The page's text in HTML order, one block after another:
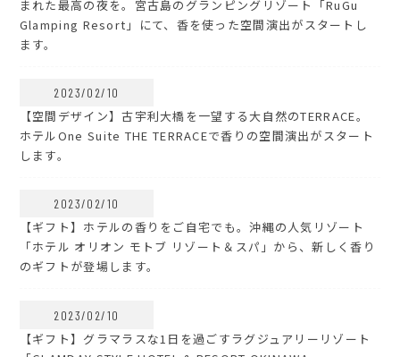
まれた最高の夜を。宮古島のグランピングリゾート「RuGu
Glamping Resort」にて、香を使った空間演出がスタートし
ます。
2023/02/10
【空間デザイン】古宇利大橋を一望する大自然のTERRACE。
ホテルOne Suite THE TERRACEで香りの空間演出がスタート
します。
2023/02/10
【ギフト】ホテルの香りをご自宅でも。沖縄の人気リゾート
「ホテル オリオン モトブ リゾート＆スパ」から、新しく香り
のギフトが登場します。
2023/02/10
【ギフト】グラマラスな1日を過ごすラグジュアリーリゾート